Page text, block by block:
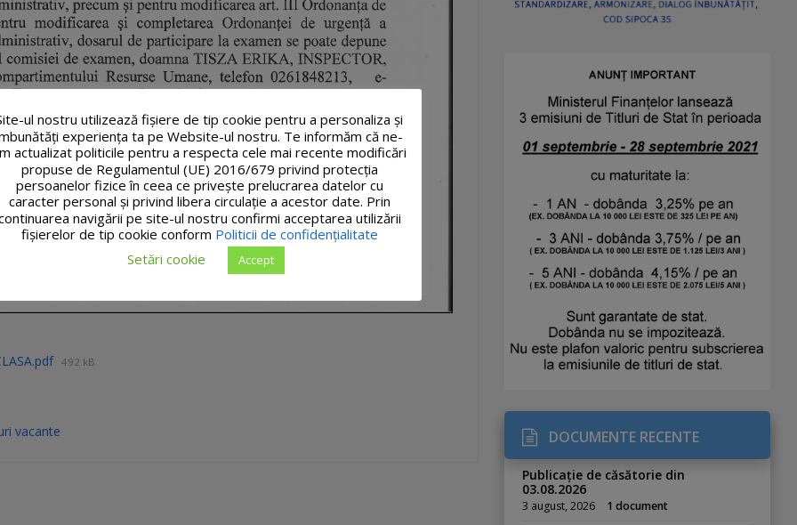
492 kB
vacante DOCUMENTE RECENTE
Publicație de căsătorie din
03.08.2026
3 august, 2026 1 document
ul nostru utilizează fişiere de tip cookie pentru a personaliza și
experiența ta pe Website-ul nostru. Te informăm că ne-
actualizat politicile pentru a respecta cele mai recente modificări
propuse de Regulamentul (UE) 2016/679 privind protecția
persoanelor fizice în ceea ce privește prelucrarea datelor cu
caracter personal și privind libera circulație a acestor date. Prin
navigării pe site-ul nostru confirmi acceptarea utilizării
fişierelor de tip cookie conform Politicii de confidențialitate
Setări cookie
Accept